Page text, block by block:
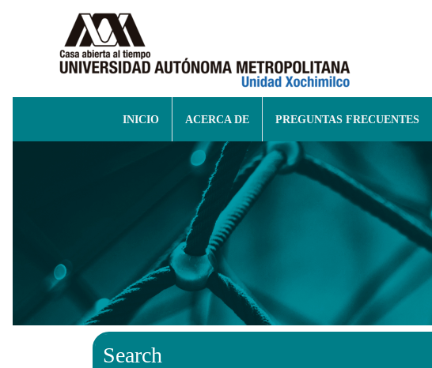
INICIO ACERCA DE PREGUNTAS FRECUENTES
Search